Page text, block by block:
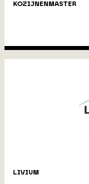
KOZIJNENMASTER
LIVIUM